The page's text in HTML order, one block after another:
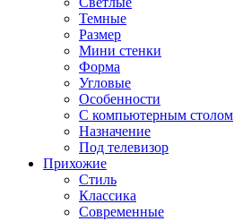
Темные
Размер
Мини стенки
Форма
Угловые
Особенности
С компьютерным столом
Назначение
Под телевизор
Прихожие
Стиль
Классика
Современные